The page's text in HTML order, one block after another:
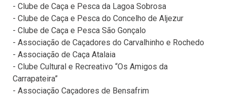
- Clube de Caça e Pesca da Lagoa Sobrosa
- Clube de Caça e Pesca do Concelho de Aljezur
- Clube de Caça e Pesca São Gonçalo
- Associação de Caçadores do Carvalhinho e Rochedo
- Associação de Caça Atalaia
- Clube Cultural e Recreativo “Os Amigos da
Carrapateira”
- Associação Caçadores de Bensafrim